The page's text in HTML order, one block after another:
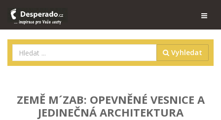
Vyhledat
ZEMĚ M´ZAB: OPEVNĚNÉ VESNICE A
JEDINEČNÁ ARCHITEKTURA